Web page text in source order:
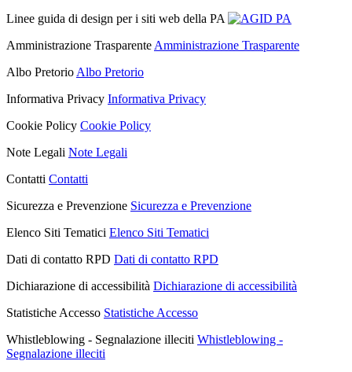
Linee guida di design per i siti web della PA
Amministrazione Trasparente Amministrazione Trasparente
Albo Pretorio Albo Pretorio
Informativa Privacy Informativa Privacy
Cookie Policy Cookie Policy
Note Legali Note Legali
Contatti Contatti
Sicurezza e Prevenzione Sicurezza e Prevenzione
Elenco Siti Tematici Elenco Siti Tematici
Dati di contatto RPD Dati di contatto RPD
Dichiarazione di accessibilità Dichiarazione di accessibilità
Statistiche Accesso Statistiche Accesso
Whistleblowing - Segnalazione illeciti Whistleblowing -
Segnalazione illeciti